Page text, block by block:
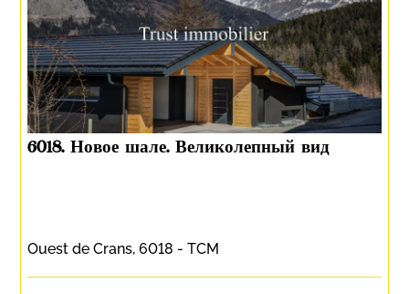
6018. Новое шале. Великолепный вид
Ouest de Crans, 6018 - TCM